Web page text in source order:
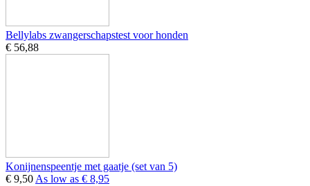
Bellylabs zwangerschapstest voor honden
€ 56,88
Konijnenspeentje met gaatje (set van 5)
€ 9,50 As low as € 8,95